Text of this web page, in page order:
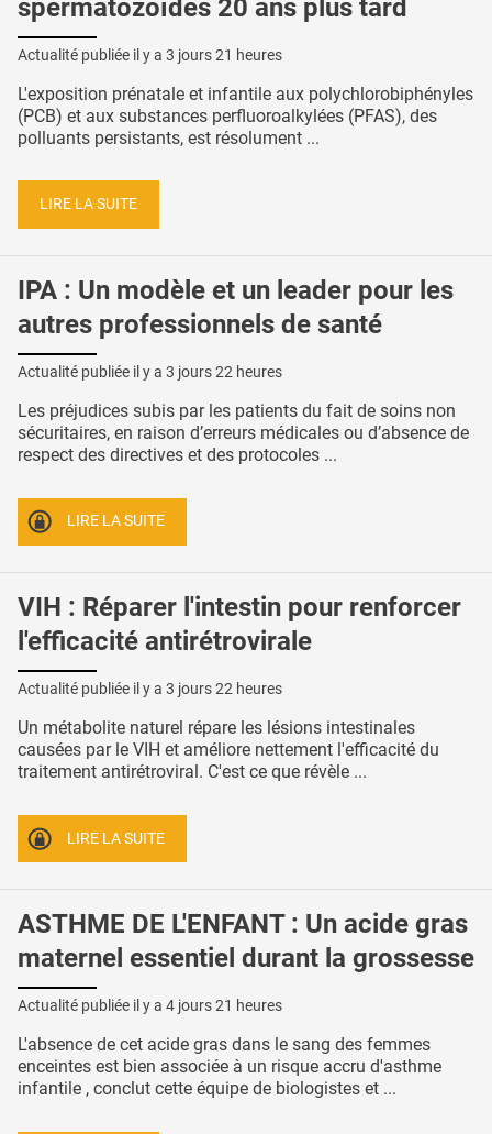
spermatozoïdes 20 ans plus tard
Actualité publiée il y a 3 jours 21 heures
L'exposition prénatale et infantile aux polychlorobiphényles
(PCB) et aux substances perfluoroalkylées (PFAS), des
polluants persistants, est résolument ...
LIRE LA SUITE
IPA : Un modèle et un leader pour les
autres professionnels de santé
Actualité publiée il y a 3 jours 22 heures
Les préjudices subis par les patients du fait de soins non
sécuritaires, en raison d’erreurs médicales ou d’absence de
respect des directives et des protocoles ...
LIRE LA SUITE
VIH : Réparer l'intestin pour renforcer
l'efficacité antirétrovirale
Actualité publiée il y a 3 jours 22 heures
Un métabolite naturel répare les lésions intestinales
causées par le VIH et améliore nettement l'efficacité du
traitement antirétroviral. C'est ce que révèle ...
LIRE LA SUITE
ASTHME DE L'ENFANT : Un acide gras
maternel essentiel durant la grossesse
Actualité publiée il y a 4 jours 21 heures
L'absence de cet acide gras dans le sang des femmes
enceintes est bien associée à un risque accru d'asthme
infantile , conclut cette équipe de biologistes et ...